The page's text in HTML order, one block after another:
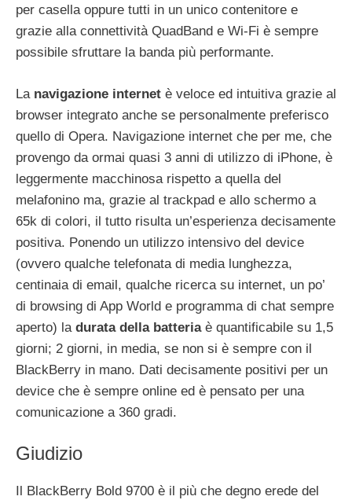
per casella oppure tutti in un unico contenitore e
grazie alla connettività QuadBand e Wi-Fi è sempre
possibile sfruttare la banda più performante.
La navigazione internet è veloce ed intuitiva grazie al
browser integrato anche se personalmente preferisco
quello di Opera. Navigazione internet che per me, che
provengo da ormai quasi 3 anni di utilizzo di iPhone, è
leggermente macchinosa rispetto a quella del
melafonino ma, grazie al trackpad e allo schermo a
65k di colori, il tutto risulta un’esperienza decisamente
positiva. Ponendo un utilizzo intensivo del device
(ovvero qualche telefonata di media lunghezza,
centinaia di email, qualche ricerca su internet, un po’
di browsing di App World e programma di chat sempre
aperto) la durata della batteriaè quantificabile su 1,5
giorni; 2 giorni, in media, se non si è sempre con il
BlackBerry in mano. Dati decisamente positivi per un
device che è sempre online ed è pensato per una
comunicazione a 360 gradi.
Giudizio
Il BlackBerry Bold 9700 è il più che degno erede del